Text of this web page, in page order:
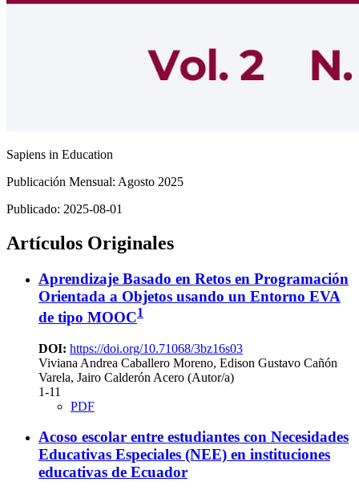
Sapiens in Education
Publicación Mensual: Agosto 2025
Publicado: 2025-08-01
Artículos Originales
Aprendizaje Basado en Retos en Programación
Orientada a Objetos usando un Entorno EVA
de tipo MOOC1
DOI: https://doi.org/10.71068/3bz16s03
Viviana Andrea Caballero Moreno, Edison Gustavo Cañón
Varela, Jairo Calderón Acero (Autor/a)
1-11
PDF
Acoso escolar entre estudiantes con Necesidades
Educativas Especiales (NEE) en instituciones
educativas de Ecuador